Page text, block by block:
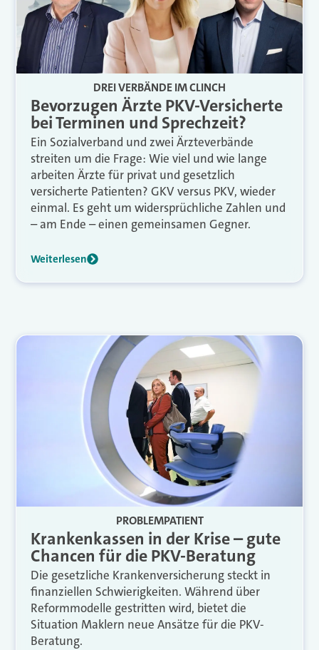
DREI VERBÄNDE IM CLINCH
Bevorzugen Ärzte PKV-Versicherte
bei Terminen und Sprechzeit?
Ein Sozialverband und zwei Ärzteverbände
streiten um die Frage: Wie viel und wie lange
arbeiten Ärzte für privat und gesetzlich
versicherte Patienten? GKV versus PKV, wieder
einmal. Es geht um widersprüchliche Zahlen und
– am Ende – einen gemeinsamen Gegner.
Weiterlesen
PROBLEMPATIENT
Krankenkassen in der Krise – gute
Chancen für die PKV-Beratung
Die gesetzliche Kranken­versicherung steckt in
finanziellen Schwierigkeiten. Während über
Reformmodelle gestritten wird, bietet die
Situation Maklern neue Ansätze für die PKV-
Beratung.